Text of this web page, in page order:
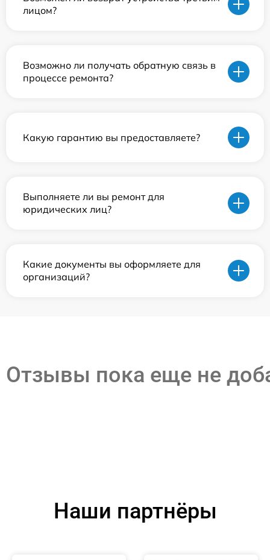
лицом?
Возможно ли получать обратную связь в
процессе ремонта?
Какую гарантию вы предоставляете?
Выполняете ли вы ремонт для
юридических лиц?
Какие документы вы оформляете для
организаций?
Отзывы пока еще не
Наши партнёры